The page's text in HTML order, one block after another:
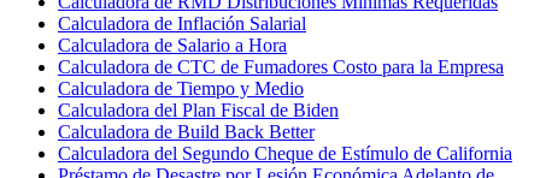
Calculadora de Inflación Salarial
Calculadora de Salario a Hora
Calculadora de CTC de Fumadores Costo para la Empresa
Calculadora de Tiempo y Medio
Calculadora del Plan Fiscal de Biden
Calculadora de Build Back Better
Calculadora del Segundo Cheque de Estímulo de California